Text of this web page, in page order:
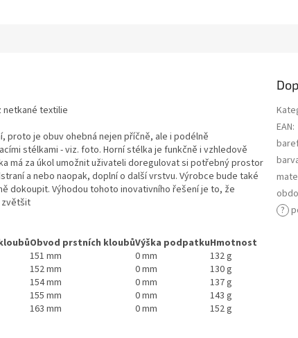
netkané textilie
je obuv ohebná nejen příčně, ale i podélně
stélkami - viz. foto. Horní stélka je funkčně i vzhledově
má za úkol umožnit uživateli doregulovat si potřebný prostor
a nebo naopak, doplní o další vrstvu. Výrobce bude také
dokoupit. Výhodou tohoto inovativního řešení je to, že
zvětšit
Obvod prstních kloubůVýška podpatkuHmotnost
151 mm 0 mm
132 g
152 mm 0 mm
130 g
154 mm 0 mm
137 g
155 mm 0 mm
143 g
163 mm 0 mm 152 g
EAN:
?